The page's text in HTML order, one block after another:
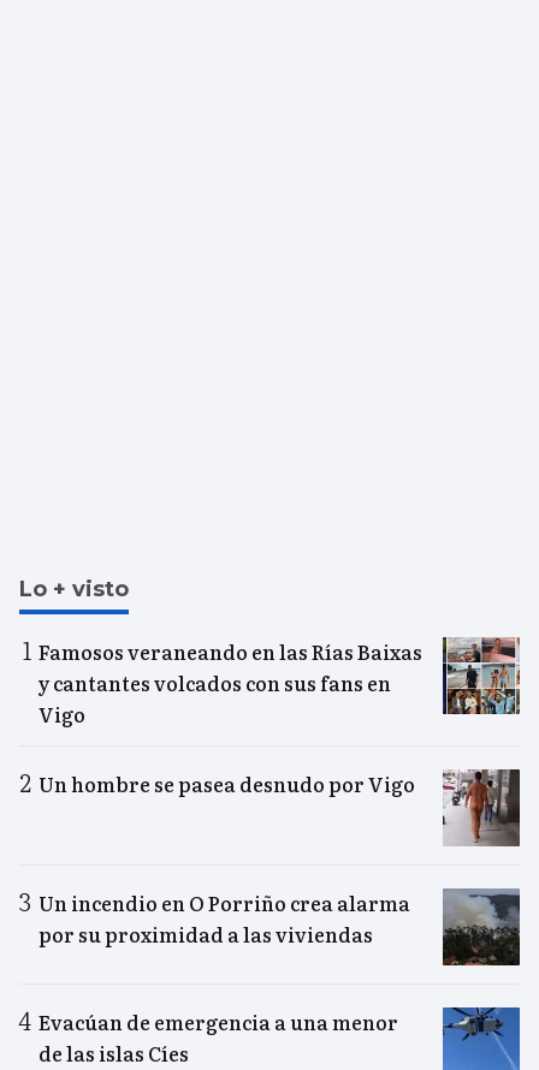
Lo + visto
Famosos veraneando en las Rías Baixas
y cantantes volcados con sus fans en
Vigo
Un hombre se pasea desnudo por Vigo
Un incendio en O Porriño crea alarma
por su proximidad a las viviendas
Evacúan de emergencia a una menor
de las islas Cíes